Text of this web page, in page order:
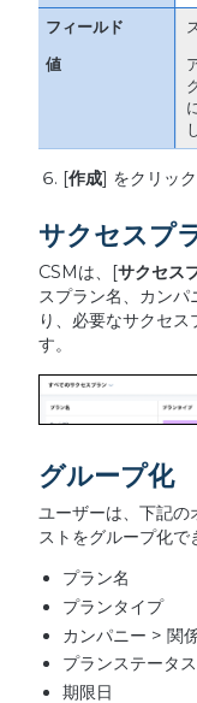
[作成] をクリック
サクセスプ
CSMは、[サクセス
スプラン名、カンパ
り、必要なサクセ
す。
グループ化
ユーザーは、下記の
ストをグループ化で
プラン名
プランタイプ
カンパニー > 関
プランステータス
期限日